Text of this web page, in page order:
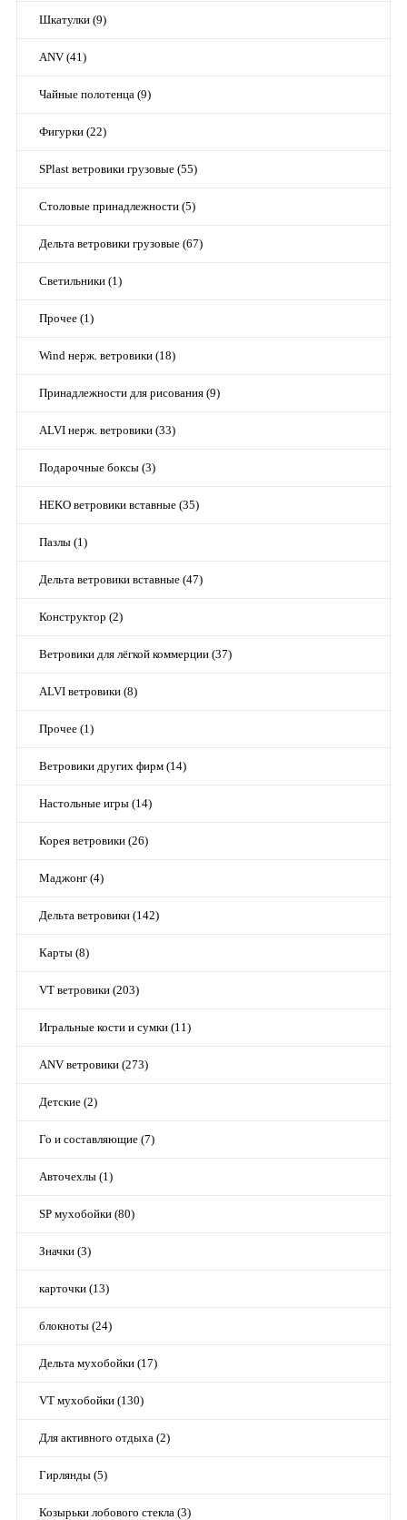
Шкатулки (9)
ANV (41)
Чайные полотенца (9)
Фигурки (22)
SPlast ветровики грузовые (55)
Столовые принадлежности (5)
Дельта ветровики грузовые (67)
Светильники (1)
Прочее (1)
Wind нерж. ветровики (18)
Принадлежности для рисования (9)
ALVI нерж. ветровики (33)
Подарочные боксы (3)
HEKO ветровики вставные (35)
Пазлы (1)
Дельта ветровики вставные (47)
Конструктор (2)
Ветровики для лёгкой коммерции (37)
ALVI ветровики (8)
Прочее (1)
Ветровики других фирм (14)
Настольные игры (14)
Корея ветровики (26)
Маджонг (4)
Дельта ветровики (142)
Карты (8)
VT ветровики (203)
Игральные кости и сумки (11)
ANV ветровики (273)
Детские (2)
Го и составляющие (7)
Авточехлы (1)
SP мухобойки (80)
Значки (3)
карточки (13)
блокноты (24)
Дельта мухобойки (17)
VT мухобойки (130)
Для активного отдыха (2)
Гирлянды (5)
Козырьки лобового стекла (3)